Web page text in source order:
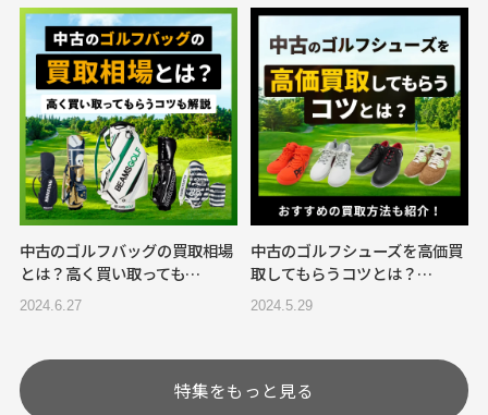
中古のゴルフバッグの買取相場
とは？高く買い取っても…
2024.6.27
中古のゴルフシューズを高価買
取してもらうコツとは？…
2024.5.29
特集をもっと見る